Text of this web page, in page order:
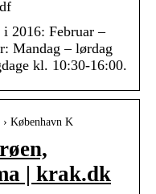
2016: Februar –
Mandag – lørdag
kl. 10:30-16:00.
København K
| krak.dk